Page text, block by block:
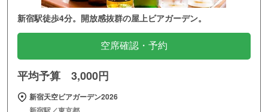
新宿駅徒歩4分。開放感抜群の屋上ビアガーデン。
空席確認・予約
平均予算 3,000円
新宿天空ビアガーデン2026